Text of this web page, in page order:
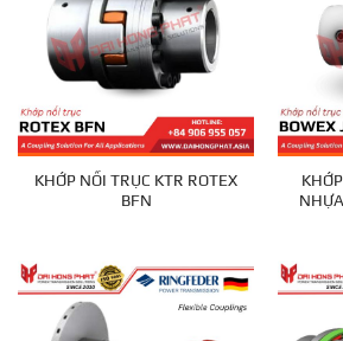
KHỚP NỐI TRỤC KTR ROTEX
BFN